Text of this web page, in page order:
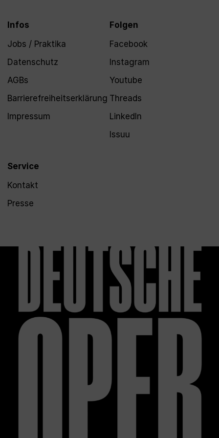
Infos
Jobs / Praktika
Datenschutz
AGBs
Barrierefreiheitserklärung
Impressum
Service
Kontakt
Presse
Folgen
Facebook
Instagram
Youtube
Threads
LinkedIn
Issuu